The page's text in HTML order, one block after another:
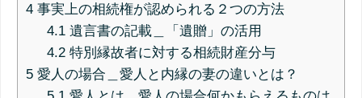
4 事実上の相続権が認められる２つの方法
4.1遺言書の記載＿「遺贈」の活用
4.2特別縁故者に対する相続財産分与
5 愛人の場合＿愛人と内縁の妻の違いとは？